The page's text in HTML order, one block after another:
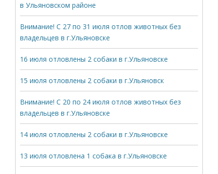
в Ульяновском районе
Внимание! С 27 по 31 июля отлов животных без
владельцев в г.Ульяновске
16 июля отловлены 2 собаки в г.Ульяновске
15 июля отловлены 2 собаки в г.Ульяновск
Внимание! С 20 по 24 июля отлов животных без
владельцев в г.Ульяновске
14 июля отловлены 2 собаки в г.Ульяновске
13 июля отловлена 1 собака в г.Ульяновске